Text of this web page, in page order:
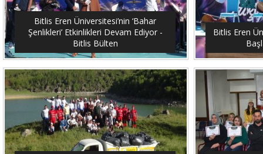
Bitlis Eren Üniversitesi’nin ‘Bahar
Şenlikleri’ Etkinlikleri Devam Ediyor -
Bitlis Bülten
Bitlis Eren